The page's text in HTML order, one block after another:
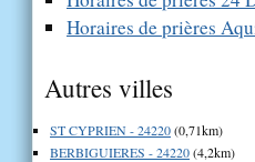
Horaires de prières
Autres villes
ST CYPRIEN - 24220(0,71km)
BERBIGUIERES - 24220(4,2km)